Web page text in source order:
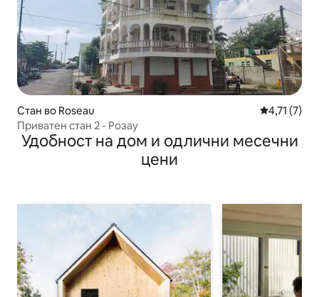
Стан во Roseau Просечна
4,71 (7)
Приватен стан 2 - Розау
Удобност на дом и одлични месечни
цени